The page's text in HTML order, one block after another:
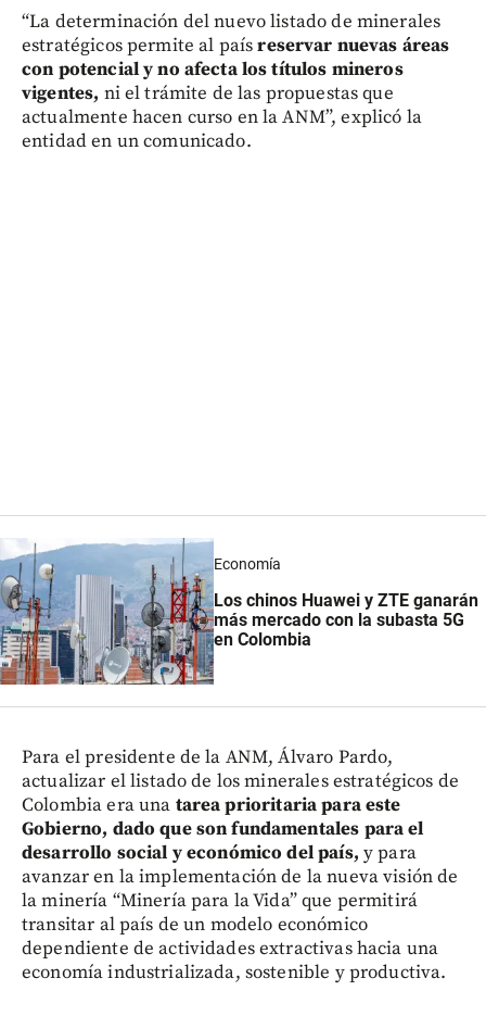
“La determinación del nuevo listado de minerales
estratégicos permite al paísreservar nuevas áreas
con potencial y no afecta los títulos mineros
vigentes, ni el trámite de las propuestas que
actualmente hacen curso en la ANM”, explicó la
entidad en un comunicado.
Economía
Los chinos Huawei y ZTE ganarán
más mercado con la subasta 5G
en Colombia
Para el presidente de la ANM, Álvaro Pardo,
actualizar el listado de los minerales estratégicos de
Colombia era una tarea prioritaria para este
Gobierno, dado que son fundamentales para el
desarrollo social y económico del país, y para
avanzar en la implementación de la nueva visión de
la minería “Minería para la Vida” que permitirá
transitar al país de un modelo económico
dependiente de actividades extractivas hacia una
economía industrializada, sostenible y productiva.